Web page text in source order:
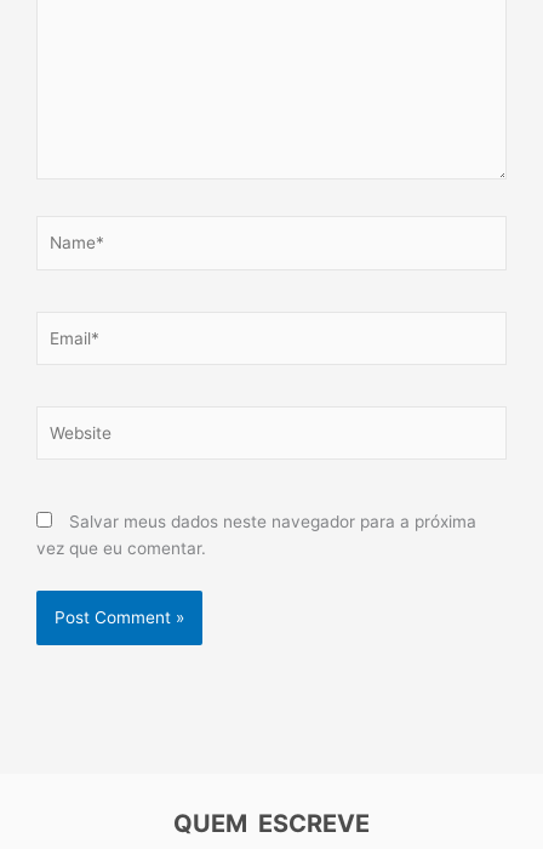
Salvar meus dados neste navegador para a próxima
vez que eu comentar.
QUEM ESCREVE